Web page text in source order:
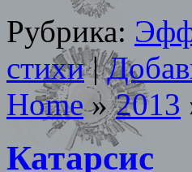
Рубрика:
стихи |
Home»2013
Катарсис